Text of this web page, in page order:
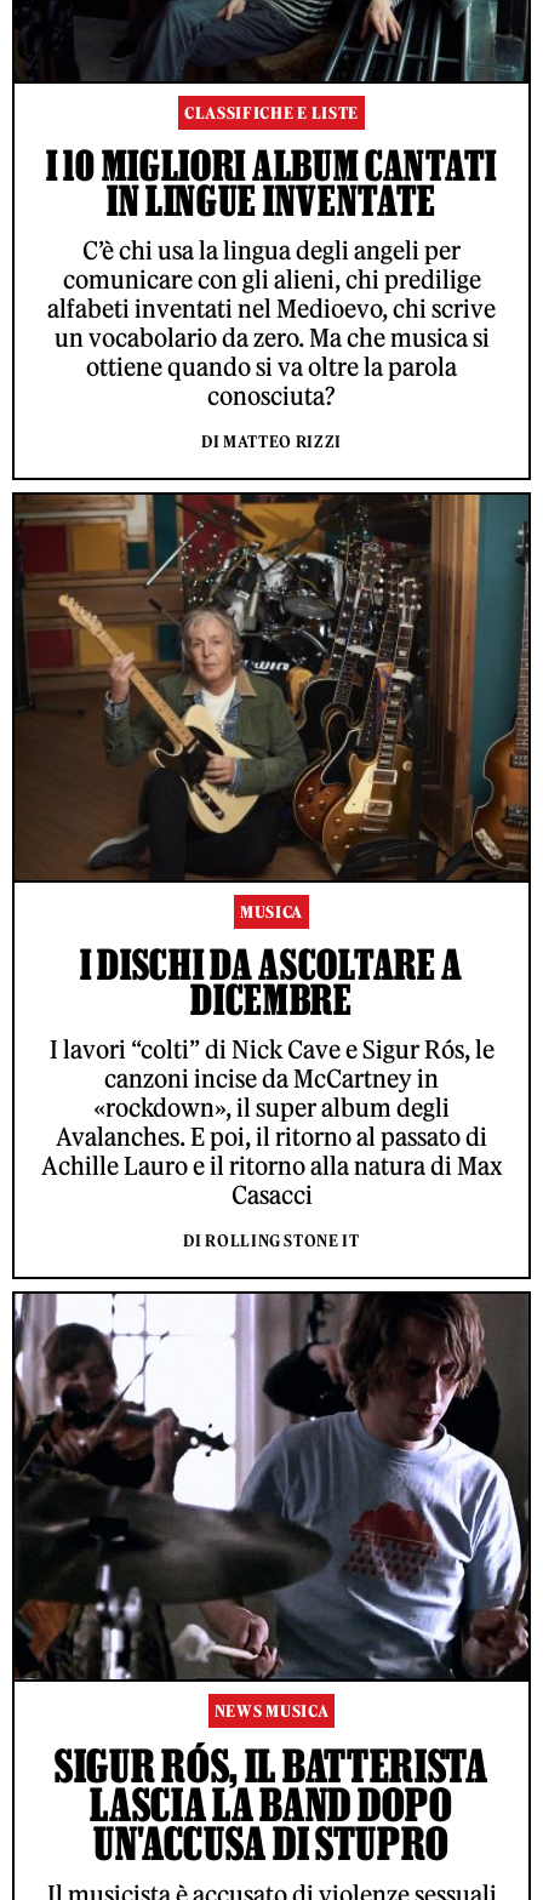
CLASSIFICHE E LISTE
I 10 MIGLIORI ALBUM CANTATI
IN LINGUE INVENTATE
C’è chi usa la lingua degli angeli per
comunicare con gli alieni, chi predilige
alfabeti inventati nel Medioevo, chi scrive
un vocabolario da zero. Ma che musica si
ottiene quando si va oltre la parola
conosciuta?
DI MATTEO RIZZI
MUSICA
I DISCHI DA ASCOLTARE A
DICEMBRE
I lavori “colti” di Nick Cave e Sigur Rós, le
canzoni incise da McCartney in
«rockdown», il super album degli
Avalanches. E poi, il ritorno al passato di
Achille Lauro e il ritorno alla natura di Max
Casacci
DI ROLLING STONE IT
NEWS MUSICA
SIGUR RÓS, IL BATTERISTA
LASCIA LA BAND DOPO
UN'ACCUSA DI STUPRO